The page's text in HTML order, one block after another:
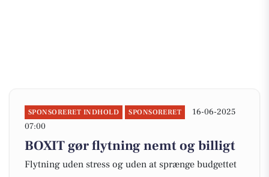
SPONSORERET INDHOLD SPONSORERET
16-06-2025
07:00
BOXIT gør flytning nemt og billigt
Flytning uden stress og uden at sprænge budgettet